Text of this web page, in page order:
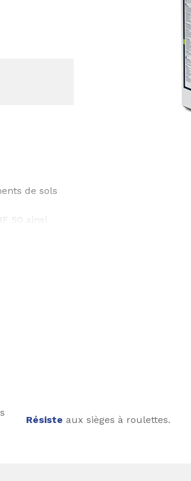
de sols
50 ainsi
Résiste aux sièges à roulettes.